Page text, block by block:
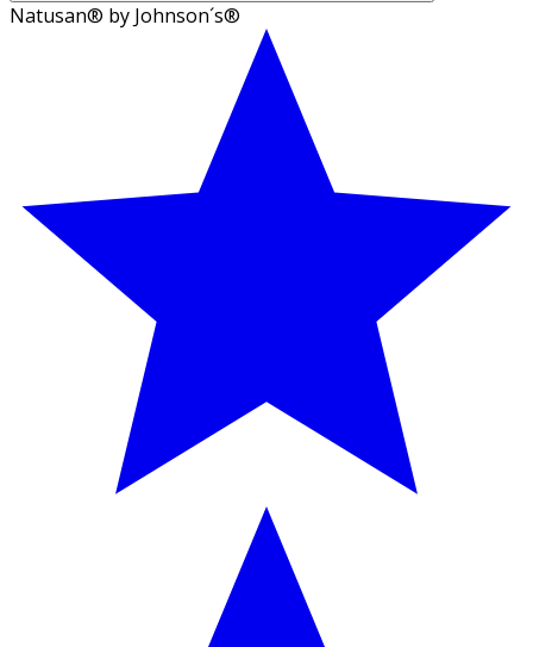
Natusan® by Johnson´s®